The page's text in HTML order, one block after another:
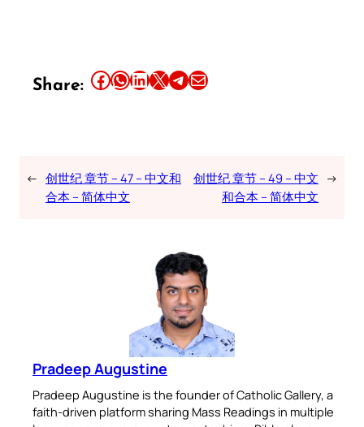
Share: Share this article on Facebook Share this article on WhatsApp Share this article on LinkedIn Share this article on X Share this article on TelegramEmail this Article
← 创世纪 章节 – 47 – 中文和
合本 – 简体中文
创世纪 章节 – 49 – 中文
和合本 – 简体中文
→
Pradeep Augustine
Pradeep Augustine is the founder of Catholic Gallery, a
faith-driven platform sharing Mass Readings in multiple